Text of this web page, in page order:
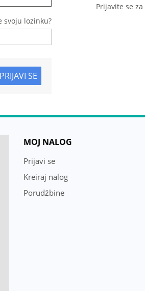
svoju lozinku?
PRIJAVI SE
Prijavite se
MOJ NALOG
Prijavi se
Kreiraj nalog
Porudžbine